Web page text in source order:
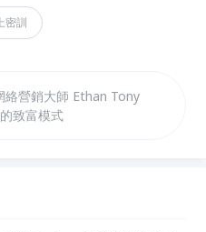
密訓
絡營銷大師 Ethan Tony
致富模式